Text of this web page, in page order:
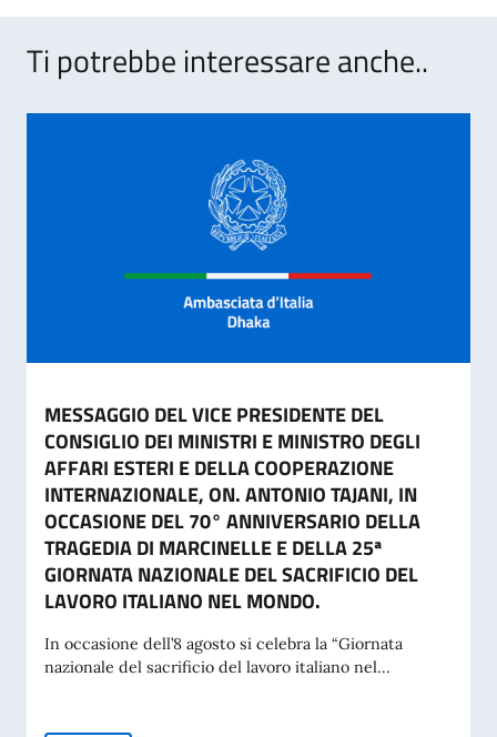
Ti potrebbe interessare anche..
MESSAGGIO DEL VICE PRESIDENTE DEL
CONSIGLIO DEI MINISTRI E MINISTRO DEGLI
AFFARI ESTERI E DELLA COOPERAZIONE
INTERNAZIONALE, ON. ANTONIO TAJANI, IN
OCCASIONE DEL 70° ANNIVERSARIO DELLA
TRAGEDIA DI MARCINELLE E DELLA 25ª
GIORNATA NAZIONALE DEL SACRIFICIO DEL
LAVORO ITALIANO NEL MONDO.
In occasione dell’8 agosto si celebra la “Giornata
nazionale del sacrificio del lavoro italiano nel...